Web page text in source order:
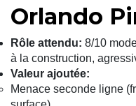
Orlando
Rôle attendu: 8/10
à la construction,
Valeur ajoutée:
Menace seconde ligne